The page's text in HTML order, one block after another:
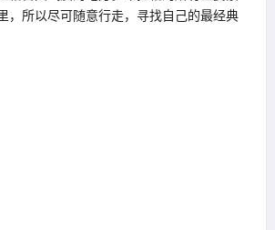
，所以尽可随意行走，寻找自己的最经典